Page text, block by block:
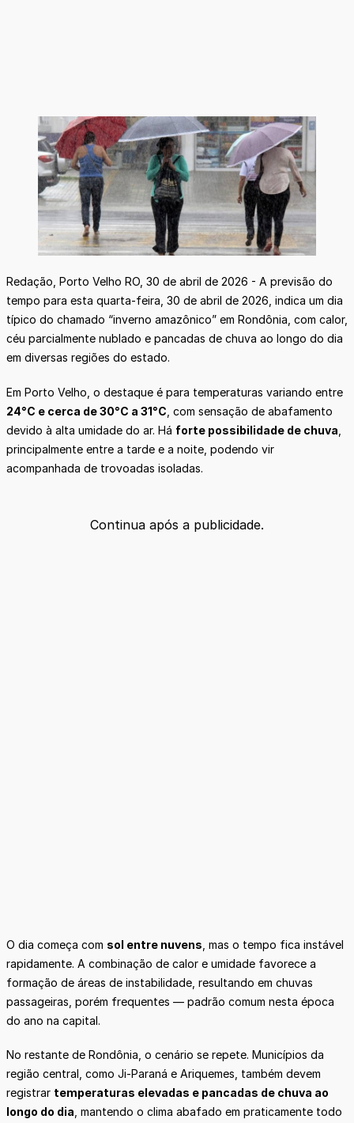
Redação, Porto Velho RO, 30 de abril de 2026 - A previsão do
tempo para esta quarta-feira, 30 de abril de 2026, indica um dia
típico do chamado “inverno amazônico” em Rondônia, com calor,
céu parcialmente nublado e pancadas de chuva ao longo do dia
em diversas regiões do estado.
Em Porto Velho, o destaque é para temperaturas variando entre
24°C e cerca de 30°C a 31°C , com sensação de abafamento
devido à alta umidade do ar. Há forte possibilidade de chuva
principalmente entre a tarde e a noite, podendo vir
acompanhada de trovoadas isoladas.
Continua após a publicidade.
O dia começa com sol entre nuvens , mas o tempo fica instável
rapidamente. A combinação de calor e umidade favorece a
formação de áreas de instabilidade, resultando em chuvas
passageiras, porém frequentes — padrão comum nesta época
do ano na capital.
No restante de Rondônia, o cenário se repete. Municípios da
região central, como Ji-Paraná e Ariquemes, também devem
registrar temperaturas elevadas e pancadas de chuva ao
longo do dia , mantendo o clima abafado em praticamente todo